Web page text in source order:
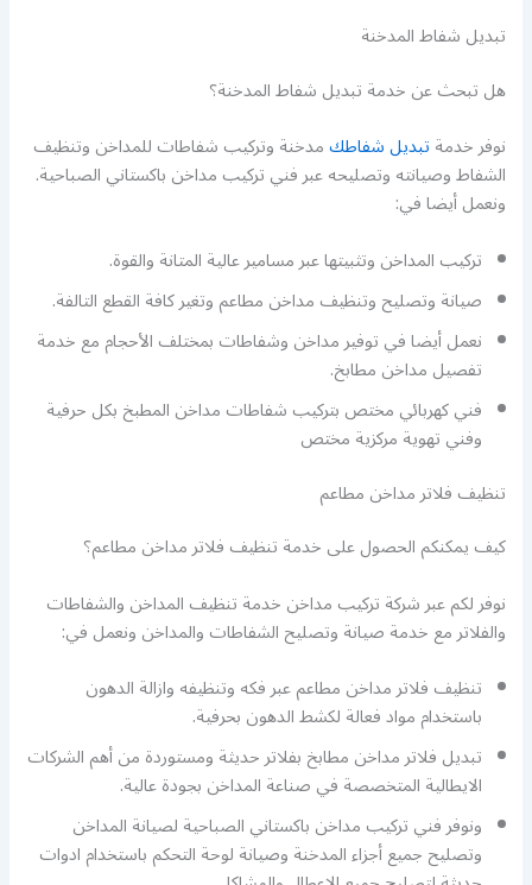
تبديل شفاط المدخنة
هل تبحث عن خدمة تبديل شفاط المدخنة؟
نوفر خدمةتبديل شفاطكمدخنة وتركيب شفاطات للمداخن وتنظيف
الشفاط وصيانته وتصليحه عبر فني تركيب مداخن باكستاني الصباحية.
ونعمل أيضا في:
تركيب المداخن وتثبيتها عبر مسامير عالية المتانة والقوة.
صيانة وتصليح وتنظيف مداخن مطاعم وتغير كافة القطع التالفة.
نعمل أيضا في توفير مداخن وشفاطات بمختلف الأحجام مع خدمة
تفصيل مداخن مطابخ.
فني كهربائي مختص بتركيب شفاطات مداخن المطبخ بكل حرفية
وفني تهوية مركزية مختص
تنظيف فلاتر مداخن مطاعم
كيف يمكنكم الحصول على خدمة تنظيف فلاتر مداخن مطاعم؟
نوفر لكم عبر شركة تركيب مداخن خدمة تنظيف المداخن والشفاطات
والفلاتر مع خدمة صيانة وتصليح الشفاطات والمداخن ونعمل في:
تنظيف فلاتر مداخن مطاعم عبر فكه وتنظيفه وازالة الدهون
باستخدام مواد فعالة لكشط الدهون بحرفية.
تبديل فلاتر مداخن مطابخ بفلاتر حديثة ومستوردة من أهم الشركات
الايطالية المتخصصة في صناعة المداخن بجودة عالية.
ونوفر فني تركيب مداخن باكستاني الصباحية لصيانة المداخن
وتصليح جميع أجزاء المدخنة وصيانة لوحة التحكم باستخدام ادوات